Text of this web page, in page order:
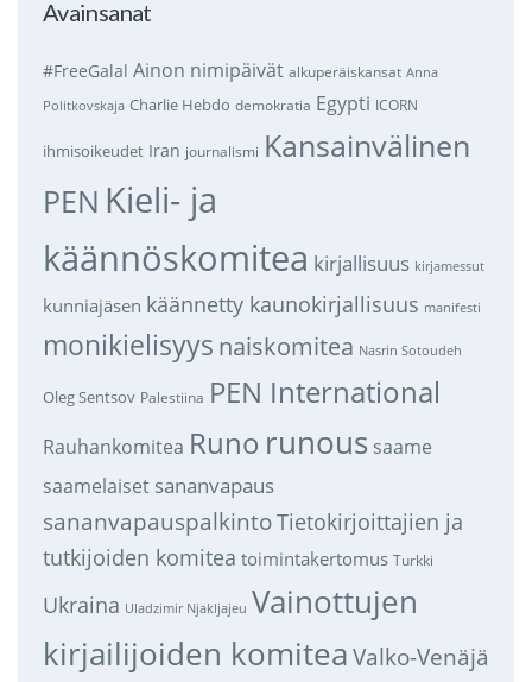
Avainsanat
#FreeGalal Ainon nimipäivät alkuperäiskansat Anna
Politkovskaja Charlie Hebdo demokratia Egypti ICORN
ihmisoikeudet Iran journalismi Kansainvälinen
PEN Kieli- ja
käännöskomitea kirjallisuus kirjamessut
kunniajäsen käännetty kaunokirjallisuus manifesti
monikielisyys naiskomitea Nasrin Sotoudeh
Oleg Sentsov Palestiina PEN International
Rauhankomitea Runo runous saame
saamelaiset sananvapaus
sananvapauspalkintoTietokirjoittajien ja
tutkijoiden komitea toimintakertomus Turkki
Ukraina Uladzimir Njakljajeu Vainottujen
kirjailijoiden komitea Valko-Venäjä